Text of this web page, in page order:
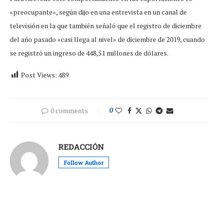
«preocupante», según dijo en una entrevista en un canal de
televisión en la que también señaló que el registro de diciembre
del año pasado «casi llega al nivel» de diciembre de 2019, cuando
se registró un ingreso de 448,51 millones de dólares.
Post Views: 489
0 comments 0
REDACCIÓN
Follow Author